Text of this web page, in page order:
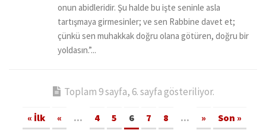
onun abidleridir. Şu halde bu işte seninle asla
tartışmaya girmesinler; ve sen Rabbine davet et;
çünkü sen muhakkak doğru olana götüren, doğru bir
yoldasın.”...
Toplam 9 sayfa, 6. sayfa gösteriliyor.
« İlk « ... 4 5 6 7 8 ... » Son »